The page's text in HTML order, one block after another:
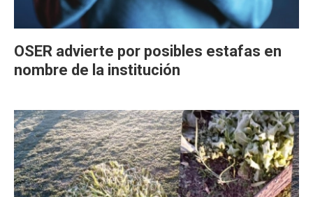
OSER advierte por posibles estafas en
nombre de la institución